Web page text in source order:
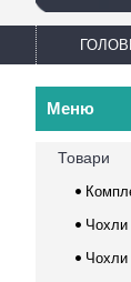
Товари
Чохли
Чохли